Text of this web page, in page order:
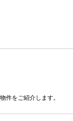
件をご紹介します。